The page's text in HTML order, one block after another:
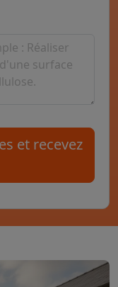
et recevez